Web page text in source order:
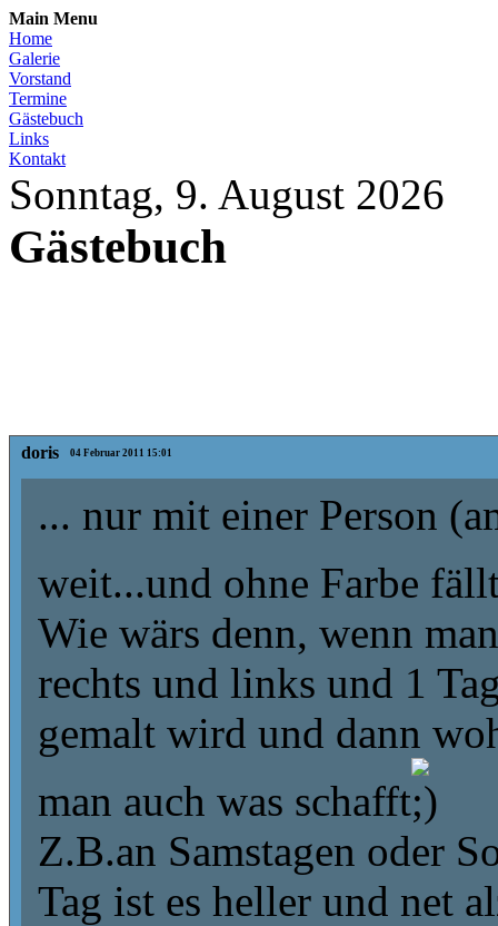
Main Menu
Home
Galerie
Vorstand
Termine
Gästebuch
Links
Kontakt
Sonntag, 9. August 2026
Gästebuch
doris 04 Februar 2011 15:01
... nur mit einer Person
weit...und ohne Farbe
Wie wärs denn, wenn
rechts und links und 1
gemalt wird und dann
man auch was schafft
Z.B.an Samstagen oder
Tag ist es heller und net